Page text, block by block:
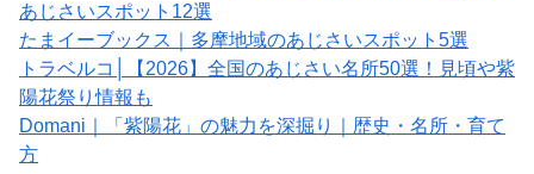
あじさいスポット12選
たまイーブックス｜多摩地域のあじさいスポット5選
トラベルコ│【2026】全国のあじさい名所50選！見頃や紫
陽花祭り情報も
Domani｜「紫陽花」の魅力を深掘り｜歴史・名所・育て
方